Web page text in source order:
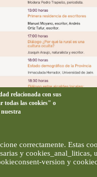
relacionada con sus
todas las cookies" o
correctamente. Estas
y
version y